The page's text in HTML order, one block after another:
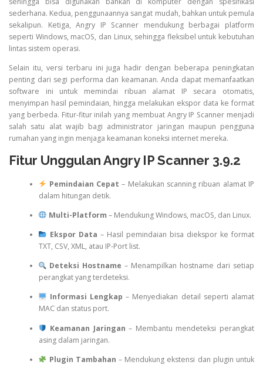
sederhana. Kedua, penggunaannya sangat mudah, bahkan untuk pemula
sekalipun. Ketiga, Angry IP Scanner mendukung berbagai platform
seperti Windows, macOS, dan Linux, sehingga fleksibel untuk kebutuhan
lintas sistem operasi.
Selain itu, versi terbaru ini juga hadir dengan beberapa peningkatan
penting dari segi performa dan keamanan. Anda dapat memanfaatkan
software ini untuk memindai ribuan alamat IP secara otomatis,
menyimpan hasil pemindaian, hingga melakukan ekspor data ke format
yang berbeda. Fitur-fitur inilah yang membuat Angry IP Scanner menjadi
salah satu alat wajib bagi administrator jaringan maupun pengguna
rumahan yang ingin menjaga keamanan koneksi internet mereka.
Fitur Unggulan Angry IP Scanner 3.9.2
Pemindaian Cepat – Melakukan scanning ribuan alamat IP
dalam hitungan detik.
Multi-Platform – Mendukung Windows, macOS, dan Linux.
Ekspor Data – Hasil pemindaian bisa diekspor ke format
TXT, CSV, XML, atau IP-Port list.
Deteksi Hostname – Menampilkan hostname dari setiap
perangkat yang terdeteksi.
Informasi Lengkap – Menyediakan detail seperti alamat
MAC dan status port.
Keamanan Jaringan – Membantu mendeteksi perangkat
asing dalam jaringan.
Plugin Tambahan – Mendukung ekstensi dan plugin untuk